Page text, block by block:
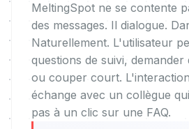
MeltingSpot ne se contente
des messages. Il dialogue.
Naturellement. L'utilisateur
questions de suivi, demander
ou couper court.
échange avec un collègue
pas à un clic sur une FAQ.